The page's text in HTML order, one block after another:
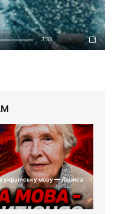
українську мову — Лариса